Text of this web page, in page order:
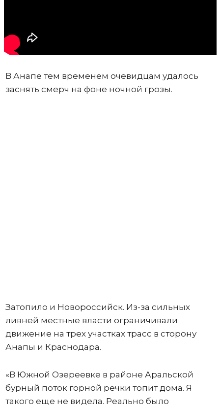
В Анапе тем временем очевидцам удалось
заснять смерч на фоне ночной грозы.
Затопило и Новороссийск. Из-за сильных
ливней местные власти ограничивали
движение на трех участках трасс в сторону
Анапы и Краснодара.
«В Южной Озереевке в районе Аральской
бурный поток горной речки топит дома. Я
такого еще не видела. Реально было